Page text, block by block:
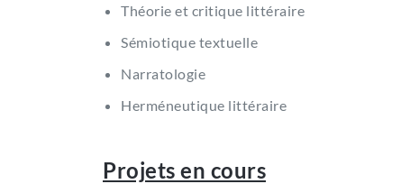
Théorie et critique littéraire
Sémiotique textuelle
Narratologie
Herméneutique littéraire
Projets en cours